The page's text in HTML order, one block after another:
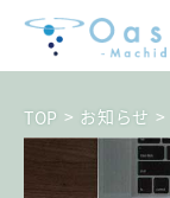
TOP > お知らせ >